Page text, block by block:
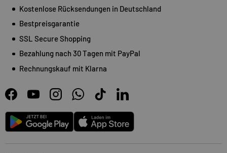
Kostenlose Rücksendungen in Deutschland
Bestpreisgarantie
SSL Secure Shopping
Bezahlung nach 30 Tagen mit PayPal
Rechnungskauf mit Klarna
FacebookYouTubeInstagramWhatsAppTikTokLinkedIn
Android App Store